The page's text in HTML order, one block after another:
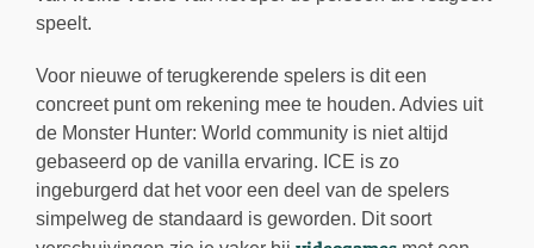
speelt.
Voor nieuwe of terugkerende spelers is dit een
concreet punt om rekening mee te houden. Advies uit
de Monster Hunter: World community is niet altijd
gebaseerd op de vanilla ervaring. ICE is zo
ingeburgerd dat het voor een deel van de spelers
simpelweg de standaard is geworden. Dit soort